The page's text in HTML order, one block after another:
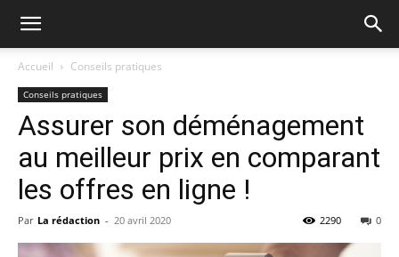
Accueil Conseils pratiques
Conseils pratiques
Assurer son déménagement
au meilleur prix en comparant
les offres en ligne !
Par La rédaction - 20 avril 2020 0
2290